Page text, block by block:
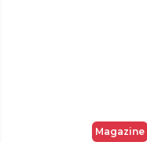
Magazine